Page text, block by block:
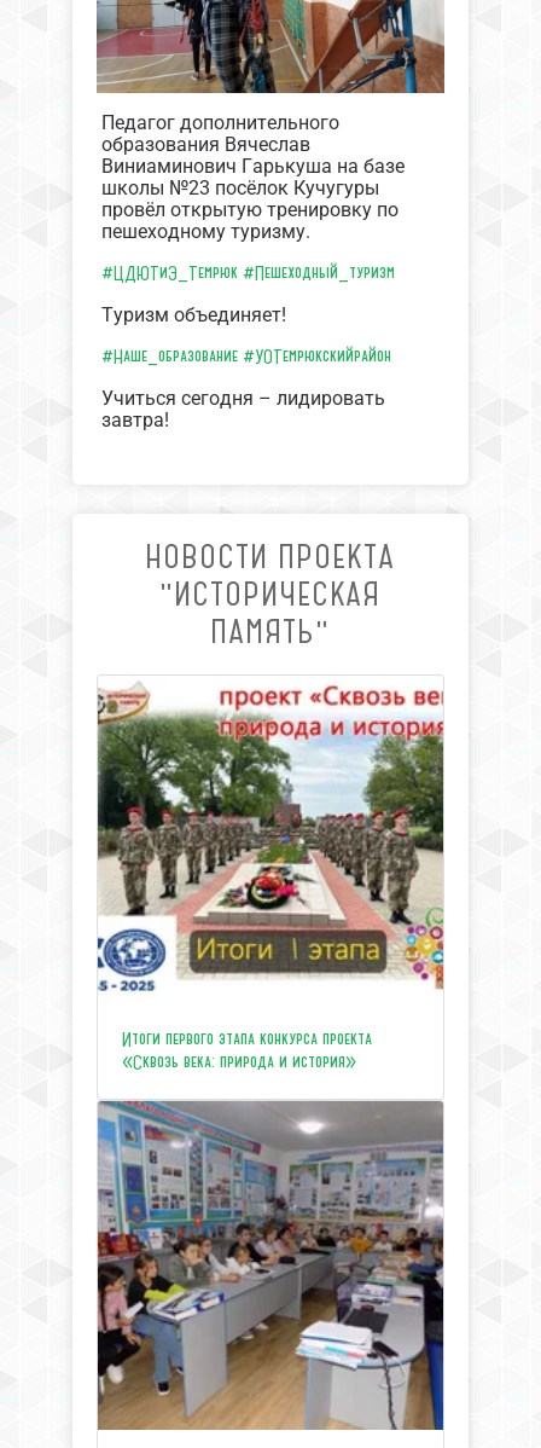
Педагог дополнительного
образования Вячеслав
Виниаминович Гарькуша на базе
школы №23 посёлок Кучугуры
провёл открытую тренировку по
пешеходному туризму.
#ЦДЮТиЭ_Темрюк #Пешеходный_туризм
Туризм объединяет!
#Наше_образование #УОТемрюкскийрайон
Учиться сегодня – лидировать
завтра!
НОВОСТИ ПРОЕКТА
"ИСТОРИЧЕСКАЯ
ПАМЯТЬ"
Итоги первого этапа конкурса проекта
«Сквозь века: природа и история»